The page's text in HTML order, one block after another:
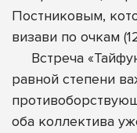
Постниковым,
визави по очкам
Встреча
равной степени
оба коллектива